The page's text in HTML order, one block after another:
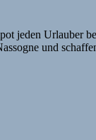
jeden Urlauber
und